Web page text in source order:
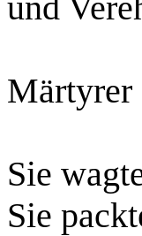
Märtyrer
Sie
Sie